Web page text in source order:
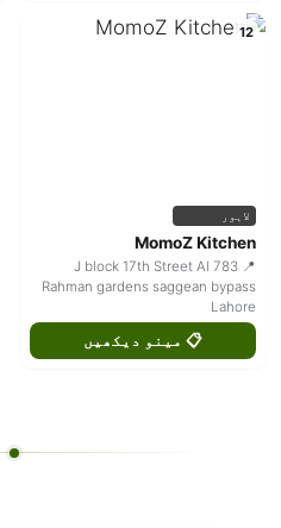
12
لاہور
MomoZ Kitchen
📍 783 J block 17th Street Al
Rahman gardens saggean bypass
Lahore
📋 مینو دیکھیں